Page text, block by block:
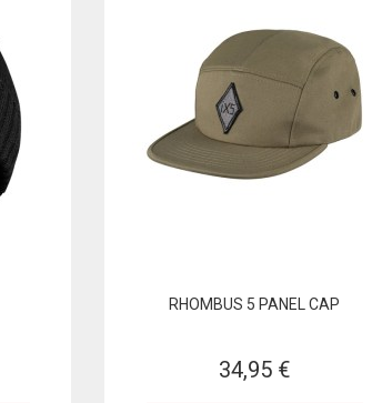
RHOMBUS 5 PANEL CAP
34,95 €